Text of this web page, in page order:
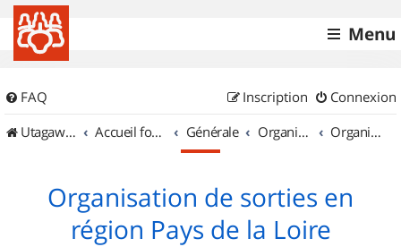
Menu
FAQ Connexion
Inscription
UtagawaVTT (Randos VTT et VTTAE avec traces GPS)
Accueil forum Générale Organisation de sorties & Recherche de partenaires Organisation de sorties en région Pays de la Loire
Organisation de sorties en
région Pays de la Loire